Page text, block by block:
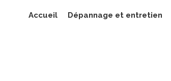
Accueil Dépannage et entretien